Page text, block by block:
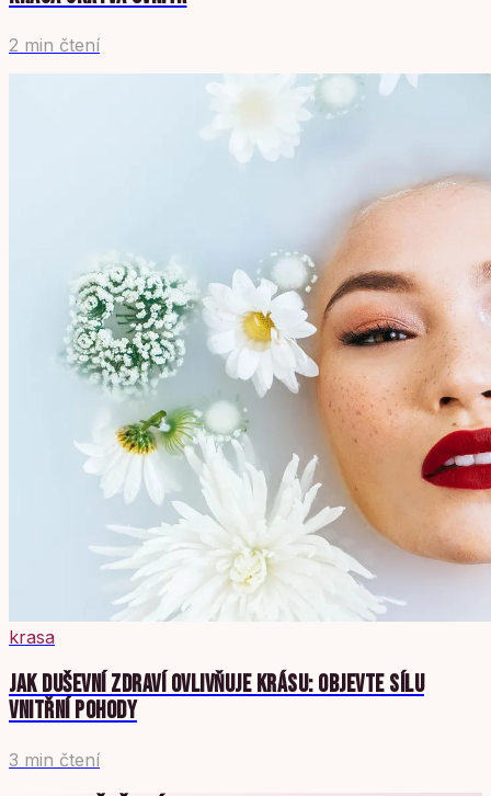
2 min čtení
krasa
JAK DUŠEVNÍ ZDRAVÍ OVLIVŇUJE KRÁSU: OBJEVTE SÍLU
VNITŘNÍ POHODY
3 min čtení